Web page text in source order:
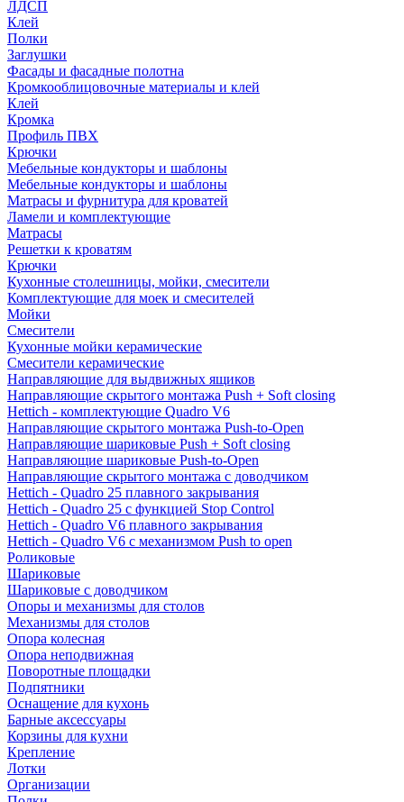
ЛДСП
Клей
Полки
Заглушки
Фасады и фасадные полотна
Кромкооблицовочные материалы и клей
Клей
Кромка
Профиль ПВХ
Крючки
Мебельные кондукторы и шаблоны
Мебельные кондукторы и шаблоны
Матрасы и фурнитура для кроватей
Ламели и комплектующие
Матрасы
Решетки к кроватям
Крючки
Кухонные столешницы, мойки, смесители
Комплектующие для моек и смесителей
Мойки
Смесители
Кухонные мойки керамические
Смесители керамические
Направляющие для выдвижных ящиков
Направляющие скрытого монтажа Push + Soft closing
Hettich - комплектующие Quadro V6
Направляющие скрытого монтажа Push-to-Open
Направляющие шариковые Push + Soft closing
Направляющие шариковые Push-to-Open
Направляющие скрытого монтажа с доводчиком
Hettich - Quadro 25 плавного закрывания
Hettich - Quadro 25 с функцией Stop Control
Hettich - Quadro V6 плавного закрывания
Hettich - Quadro V6 с механизмом Push to open
Роликовые
Шариковые
Шариковые с доводчиком
Опоры и механизмы для столов
Механизмы для столов
Опора колесная
Опора неподвижная
Поворотные площадки
Подпятники
Оснащение для кухонь
Барные аксессуары
Корзины для кухни
Крепление
Лотки
Организации